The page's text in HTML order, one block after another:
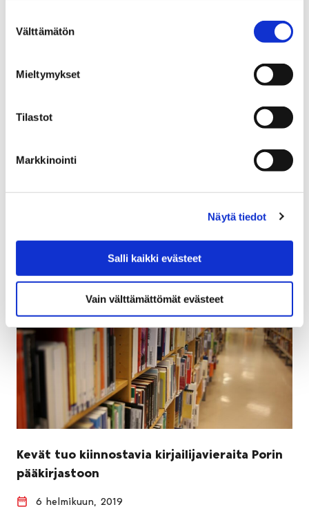
valinta
Välttämätön
Mieltymykset
Tilastot
Markkinointi
Näytä tiedot
Salli kaikki evästeet
Vain välttämättömät evästeet
Asemakaavojen osallistumis- ja arviointisuunnitelmat
Kevät tuo kiinnostavia kirjailijavieraita Porin
pääkirjastoon
6 helmikuun, 2019